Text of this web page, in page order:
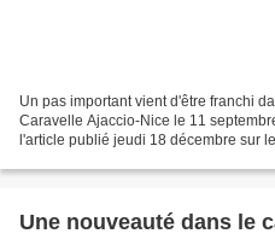
Un pas important vient d'être franchi
Caravelle Ajaccio-Nice le 11
l'article publié jeudi 18 décembre sur
Une nouveauté dans le